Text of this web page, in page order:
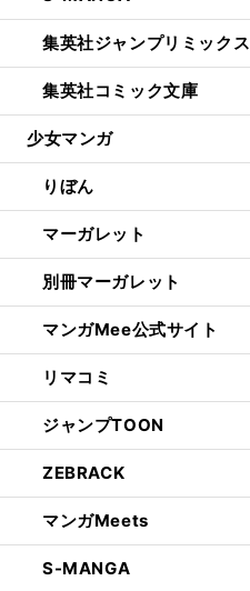
集英社ジャンプリミックス
集英社コミック文庫
少女マンガ
りぼん
マーガレット
別冊マーガレット
マンガMee公式サイト
リマコミ
ジャンプTOON
ZEBRACK
マンガMeets
S-MANGA